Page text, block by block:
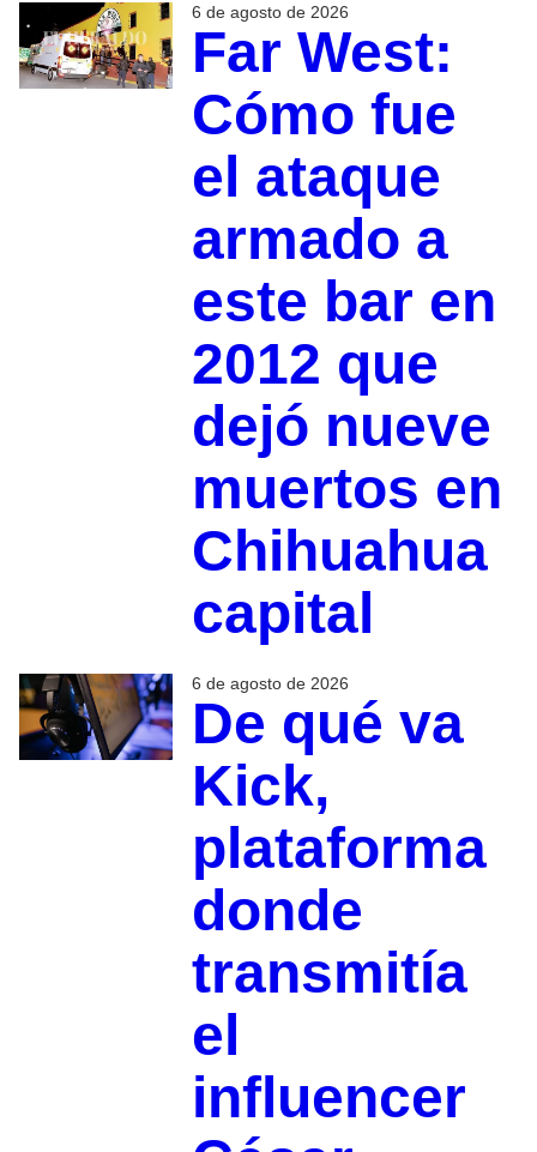
6 de agosto de 2026
Far West:
Cómo fue
el ataque
armado a
este bar en
2012 que
dejó nueve
muertos en
Chihuahua
capital
6 de agosto de 2026
De qué va
Kick,
plataforma
donde
transmitía
el
influencer